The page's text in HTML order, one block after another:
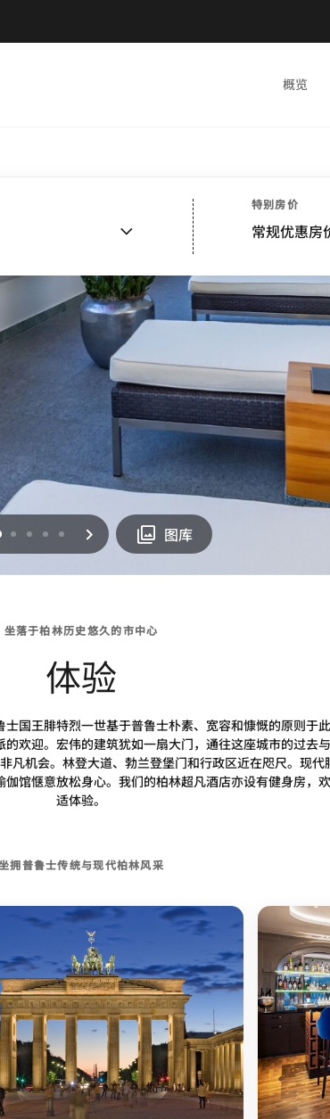
概览
特别房价
常规优惠房
页
1 2 3 4 下一页 图库
坐落于柏林历史悠久的市中心
体验
国王腓特烈一世基于普鲁士朴素、宽容和慷慨的原则
欢迎。宏伟的建筑犹如一扇大门，通往这座城市的过去
凡机会。林登大道、勃兰登堡门和行政区近在咫尺。现
馆惬意放松身心。我们的柏林超凡酒店亦设有健身房，
适体验。
拥普鲁士传统与现代柏林风采